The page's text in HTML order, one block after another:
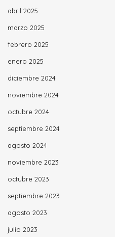
abril 2025
marzo 2025
febrero 2025
enero 2025
diciembre 2024
noviembre 2024
octubre 2024
septiembre 2024
agosto 2024
noviembre 2023
octubre 2023
septiembre 2023
agosto 2023
julio 2023